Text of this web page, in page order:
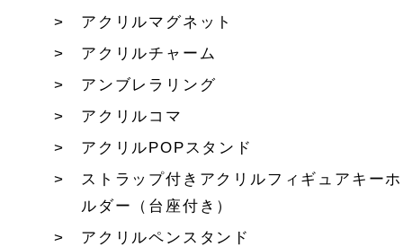
アクリルマグネット
アクリルチャーム
アンブレラリング
アクリルコマ
アクリルPOPスタンド
ストラップ付きアクリルフィギュアキーホ
ルダー（台座付き）
アクリルペンスタンド